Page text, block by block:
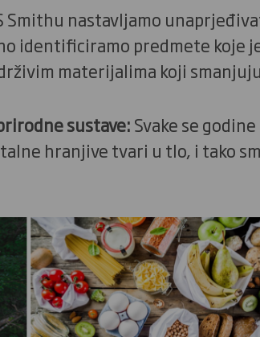
Smithu nastavljamo
identificiramo predmete koje
materijalima koji
sustave:Svake se
hranjive tvari u tlo, i tako